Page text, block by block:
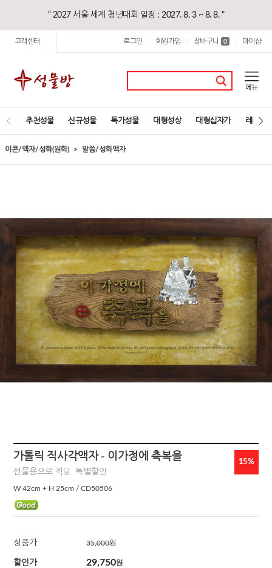
“ 2027 서울 세계 청년대회 일정 : 2027. 8. 3 ~ 8. 8. "
고객센터 로그인 회원가입 장바구니 0 마이샵
추천성물 신규성물 특가성물 대형성상 대형십자가 레지오
이콘/액자/성화(원화) 말씀/성화액자
가톨릭 직사각액자 - 이가정에 축복을
선물용으로 적당, 특별할인
W 42cm + H 25cm / CD50506
15%
상품가 35,000원
할인가 29,750원